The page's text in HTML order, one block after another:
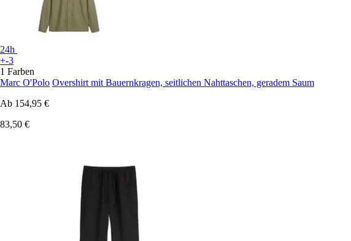
24h
+-3
1 Farben
Marc O'Polo Overshirt mit Bauernkragen, seitlichen Nahttaschen, geradem Saum
Ab 154,95 €
83,50 €